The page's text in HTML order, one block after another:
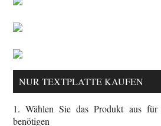
NUR TEXTPLATTE KAUFEN
1. Wählen Sie das Produkt aus
benötigen